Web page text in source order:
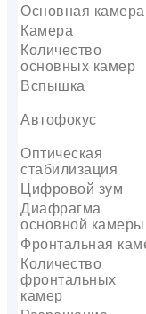
Основная камера
Камера
Количество
основных камер
Вспышка
Автофокус
Оптическая
стабилизация
Цифровой зум
Диафрагма
основной камеры
Фронтальная
Количество
фронтальных
камер